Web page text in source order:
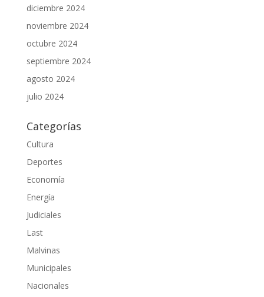
diciembre 2024
noviembre 2024
octubre 2024
septiembre 2024
agosto 2024
julio 2024
Categorías
Cultura
Deportes
Economía
Energía
Judiciales
Last
Malvinas
Municipales
Nacionales